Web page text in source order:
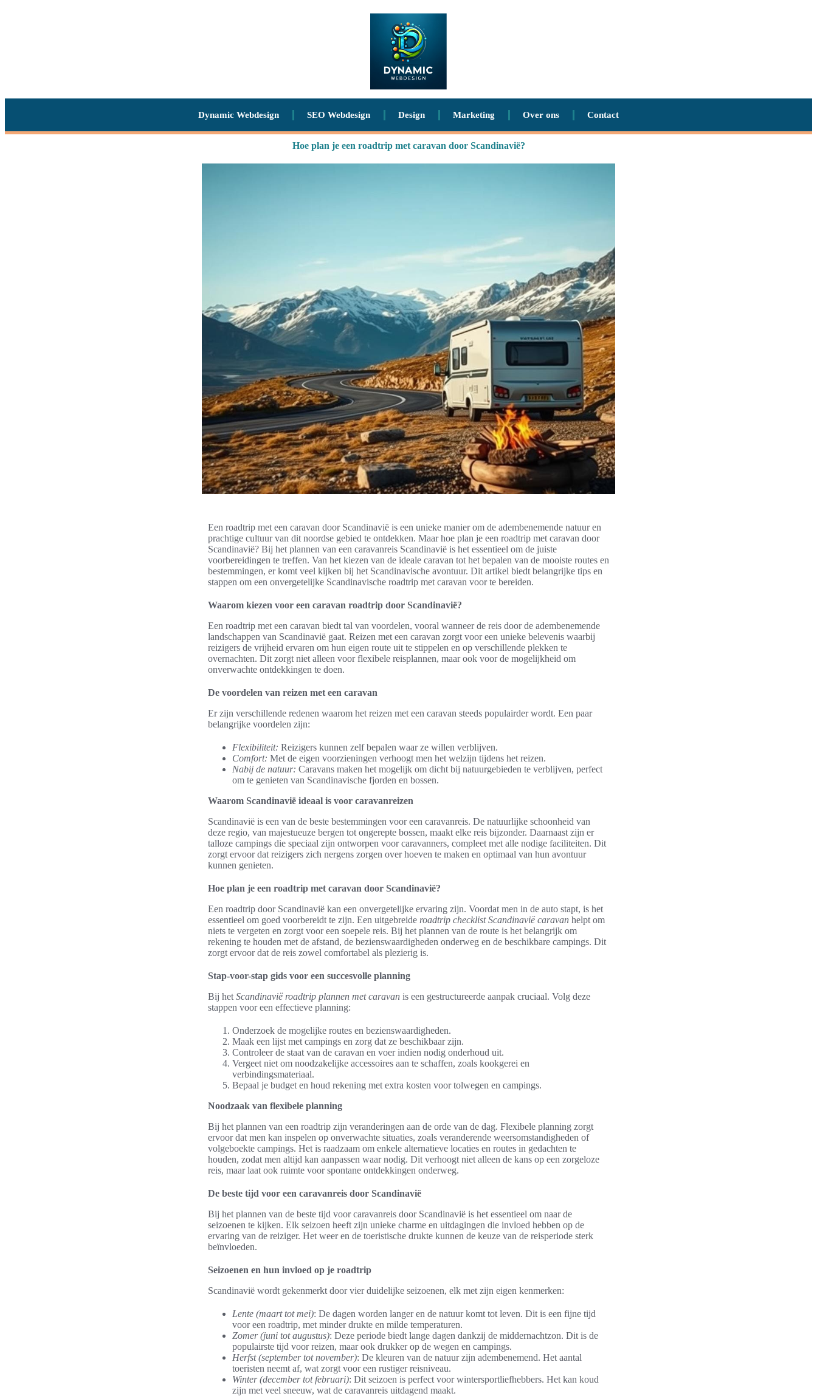
Dynamic Webdesign SEO Webdesign Design Marketing Over ons Contact
Hoe plan je een roadtrip met caravan door Scandinavië?
Een roadtrip met een caravan door Scandinavië is een unieke manier om de adembenemende natuur en
prachtige cultuur van dit noordse gebied te ontdekken. Maar hoe plan je een roadtrip met caravan door
Scandinavië? Bij het plannen van een caravanreis Scandinavië is het essentieel om de juiste
voorbereidingen te treffen. Van het kiezen van de ideale caravan tot het bepalen van de mooiste routes en
bestemmingen, er komt veel kijken bij het Scandinavische avontuur. Dit artikel biedt belangrijke tips en
stappen om een onvergetelijke Scandinavische roadtrip met caravan voor te bereiden.
Waarom kiezen voor een caravan roadtrip door Scandinavië?
Een roadtrip met een caravan biedt tal van voordelen, vooral wanneer de reis door de adembenemende
landschappen van Scandinavië gaat. Reizen met een caravan zorgt voor een unieke belevenis waarbij
reizigers de vrijheid ervaren om hun eigen route uit te stippelen en op verschillende plekken te
overnachten. Dit zorgt niet alleen voor flexibele reisplannen, maar ook voor de mogelijkheid om
onverwachte ontdekkingen te doen.
De voordelen van reizen met een caravan
Er zijn verschillende redenen waarom het reizen met een caravan steeds populairder wordt. Een paar
belangrijke voordelen zijn:
Flexibiliteit: Reizigers kunnen zelf bepalen waar ze willen verblijven.
Comfort: Met de eigen voorzieningen verhoogt men het welzijn tijdens het reizen.
Nabij de natuur: Caravans maken het mogelijk om dicht bij natuurgebieden te verblijven, perfect
om te genieten van Scandinavische fjorden en bossen.
Waarom Scandinavië ideaal is voor caravanreizen
Scandinavië is een van de beste bestemmingen voor een caravanreis. De natuurlijke schoonheid van
deze regio, van majestueuze bergen tot ongerepte bossen, maakt elke reis bijzonder. Daarnaast zijn er
talloze campings die speciaal zijn ontworpen voor caravanners, compleet met alle nodige faciliteiten. Dit
zorgt ervoor dat reizigers zich nergens zorgen over hoeven te maken en optimaal van hun avontuur
kunnen genieten.
Hoe plan je een roadtrip met caravan door Scandinavië?
Een roadtrip door Scandinavië kan een onvergetelijke ervaring zijn. Voordat men in de auto stapt, is het
essentieel om goed voorbereidt te zijn. Een uitgebreide roadtrip checklist Scandinavië caravan helpt om
niets te vergeten en zorgt voor een soepele reis. Bij het plannen van de route is het belangrijk om
rekening te houden met de afstand, de bezienswaardigheden onderweg en de beschikbare campings. Dit
zorgt ervoor dat de reis zowel comfortabel als plezierig is.
Stap-voor-stap gids voor een succesvolle planning
Bij het Scandinavië roadtrip plannen met caravan is een gestructureerde aanpak cruciaal. Volg deze
stappen voor een effectieve planning:
Onderzoek de mogelijke routes en bezienswaardigheden.
Maak een lijst met campings en zorg dat ze beschikbaar zijn.
Controleer de staat van de caravan en voer indien nodig onderhoud uit.
Vergeet niet om noodzakelijke accessoires aan te schaffen, zoals kookgerei en
verbindingsmateriaal.
Bepaal je budget en houd rekening met extra kosten voor tolwegen en campings.
Noodzaak van flexibele planning
Bij het plannen van een roadtrip zijn veranderingen aan de orde van de dag. Flexibele planning zorgt
ervoor dat men kan inspelen op onverwachte situaties, zoals veranderende weersomstandigheden of
volgeboekte campings. Het is raadzaam om enkele alternatieve locaties en routes in gedachten te
houden, zodat men altijd kan aanpassen waar nodig. Dit verhoogt niet alleen de kans op een zorgeloze
reis, maar laat ook ruimte voor spontane ontdekkingen onderweg.
De beste tijd voor een caravanreis door Scandinavië
Bij het plannen van de beste tijd voor caravanreis door Scandinavië is het essentieel om naar de
seizoenen te kijken. Elk seizoen heeft zijn unieke charme en uitdagingen die invloed hebben op de
ervaring van de reiziger. Het weer en de toeristische drukte kunnen de keuze van de reisperiode sterk
beïnvloeden.
Seizoenen en hun invloed op je roadtrip
Scandinavië wordt gekenmerkt door vier duidelijke seizoenen, elk met zijn eigen kenmerken:
Lente (maart tot mei): De dagen worden langer en de natuur komt tot leven. Dit is een fijne tijd
voor een roadtrip, met minder drukte en milde temperaturen.
Zomer (juni tot augustus): Deze periode biedt lange dagen dankzij de middernachtzon. Dit is de
populairste tijd voor reizen, maar ook drukker op de wegen en campings.
Herfst (september tot november): De kleuren van de natuur zijn adembenemend. Het aantal
toeristen neemt af, wat zorgt voor een rustiger reisniveau.
Winter (december tot februari): Dit seizoen is perfect voor wintersportliefhebbers. Het kan koud
zijn met veel sneeuw, wat de caravanreis uitdagend maakt.